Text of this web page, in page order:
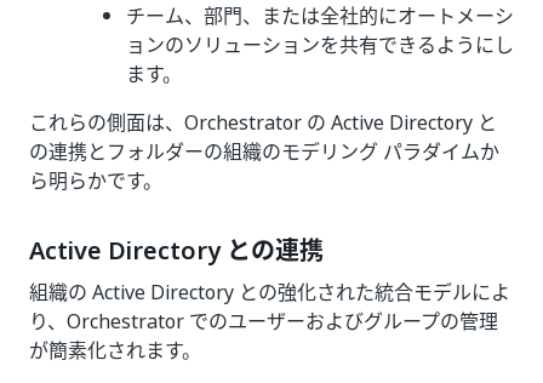
チーム、部門、または全社的にオートメーシ
ョンのソリューションを共有できるようにし
ます。
これらの側面は、Orchestrator の Active Directory と
の連携とフォルダーの組織のモデリング パラダイムか
ら明らかです。
Active Directory との連携
組織の Active Directory との強化された統合モデルによ
り、Orchestrator でのユーザーおよびグループの管理
が簡素化されます。